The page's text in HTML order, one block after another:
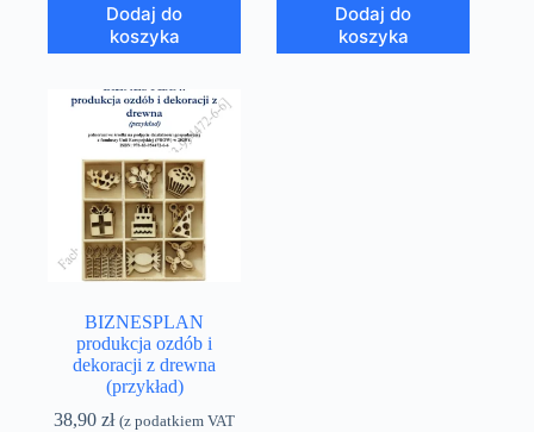
Dodaj do
koszyka
Dodaj do
koszyka
BIZNESPLAN
produkcja ozdób i
dekoracji z drewna
(przykład)
38,90zł (z podatkiem VAT